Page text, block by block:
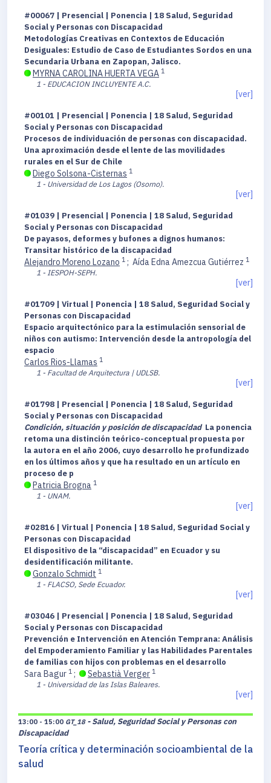
#00067 | Presencial | Ponencia | 18 Salud, Seguridad
Social y Personas con Discapacidad
Metodologías Creativas en Contextos de Educación
Desiguales: Estudio de Caso de Estudiantes Sordos en una
Secundaria Urbana en Zapopan, Jalisco.
MYRNA CAROLINA HUERTA VEGA 1
1 - EDUCACION INCLUYENTE A.C.
[ver]
#00101 | Presencial | Ponencia | 18 Salud, Seguridad
Social y Personas con Discapacidad
Procesos de individuación de personas con discapacidad.
Una aproximación desde el lente de las movilidades
rurales en el Sur de Chile
Diego Solsona-Cisternas 1
1 - Universidad de Los Lagos (Osorno).
[ver]
#01039 | Presencial | Ponencia | 18 Salud, Seguridad
Social y Personas con Discapacidad
De payasos, deformes y bufones a dignos humanos:
Transitar histórico de la discapacidad
Alejandro Moreno Lozano 1 ; Aída Edna Amezcua Gutiérrez 1
1 - IESPOH-SEPH.
[ver]
#01709 | Virtual | Ponencia | 18 Salud, Seguridad Social y
Personas con Discapacidad
Espacio arquitectónico para la estimulación sensorial de
niños con autismo: Intervención desde la antropología del
espacio
Carlos Rios-Llamas 1
1 - Facultad de Arquitectura | UDLSB.
[ver]
#01798 | Presencial | Ponencia | 18 Salud, Seguridad
Social y Personas con Discapacidad
Condición, situación y posición de discapacidad La ponencia
retoma una distinción teórico-conceptual propuesta por
la autora en el año 2006, cuyo desarrollo he profundizado
en los últimos años y que ha resultado en un artículo en
proceso de p
Patricia Brogna 1
1 - UNAM.
[ver]
#02816 | Virtual | Ponencia | 18 Salud, Seguridad Social y
Personas con Discapacidad
El dispositivo de la “discapacidad” en Ecuador y su
desidentificación militante.
Gonzalo Schmidt 1
1 - FLACSO, Sede Ecuador.
[ver]
#03046 | Presencial | Ponencia | 18 Salud, Seguridad
Social y Personas con Discapacidad
Prevención e Intervención en Atención Temprana: Análisis
del Empoderamiento Familiar y las Habilidades Parentales
de familias con hijos con problemas en el desarrollo
Sara Bagur 1 ; Sebastià Verger 1
1 - Universidad de las Islas Baleares.
[ver]
13:00 - 15:00 GT_18 - Salud, Seguridad Social y Personas con
Discapacidad
Teoría crítica y determinación socioambiental de la
salud